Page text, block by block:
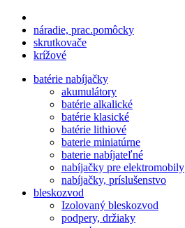
náradie, prac.pomôcky
skrutkovače
krížové
batérie nabíjačky
akumulátory
batérie alkalické
batérie klasické
batérie lithiové
baterie miniatúrne
baterie nabíjateľné
nabíjačky pre elektromobily
nabíjačky, príslušenstvo
bleskozvod
Izolovaný bleskozvod
podpery, držiaky